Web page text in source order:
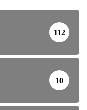
112
10